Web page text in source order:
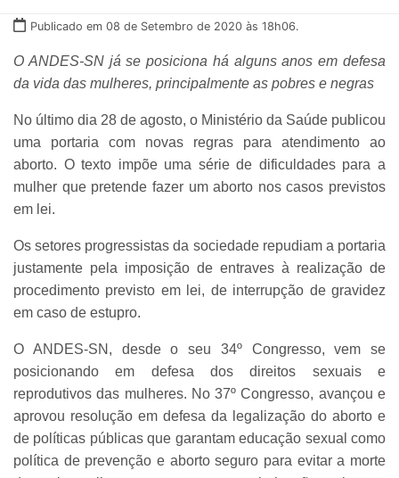
Publicado em 08 de Setembro de 2020 às 18h06.
O ANDES-SN já se posiciona há alguns anos em defesa
da vida das mulheres, principalmente as pobres e negras
No último dia 28 de agosto, o Ministério da Saúde publicou
uma portaria com novas regras para atendimento ao
aborto. O texto impõe uma série de dificuldades para a
mulher que pretende fazer um aborto nos casos previstos
em lei.
Os setores progressistas da sociedade repudiam a portaria
justamente pela imposição de entraves à realização de
procedimento previsto em lei, de interrupção de gravidez
em caso de estupro.
O ANDES-SN, desde o seu 34º Congresso, vem se
posicionando em defesa dos direitos sexuais e
reprodutivos das mulheres. No 37º Congresso, avançou e
aprovou resolução em defesa da legalização do aborto e
de políticas públicas que garantam educação sexual como
política de prevenção e aborto seguro para evitar a morte